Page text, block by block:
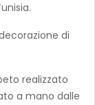
di
realizzato
a mano dalle